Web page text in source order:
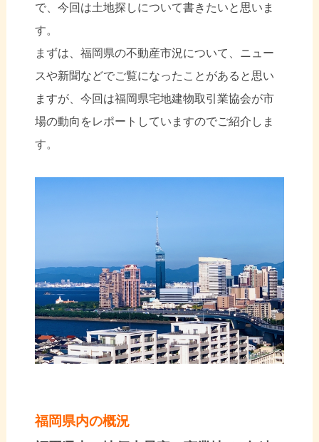
で、今回は土地探しについて書きたいと思いま
す。
まずは、福岡県の不動産市況について、ニュー
スや新聞などでご覧になったことがあると思い
ますが、今回は福岡県宅地建物取引業協会が市
場の動向をレポートしていますのでご紹介しま
す。
福岡県内の概況